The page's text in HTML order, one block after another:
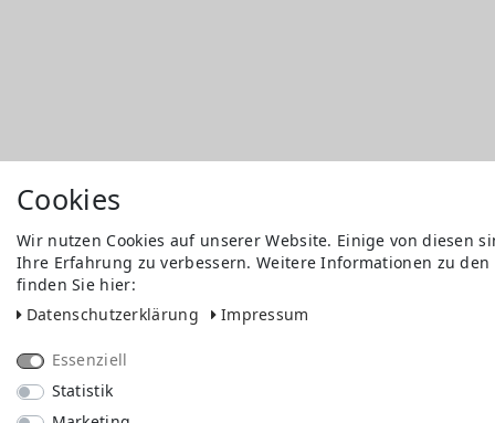
Cookies
Wir nutzen Cookies auf unserer Website. Einige von diesen
Ihre Erfahrung zu verbessern. Weitere Informationen zu
finden Sie hier:
Daten­schutz­erklärung
Impressum
Essenziell
Statistik